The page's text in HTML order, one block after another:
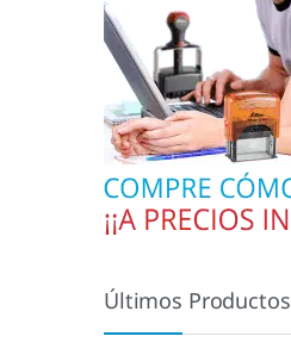
Últimos Productos